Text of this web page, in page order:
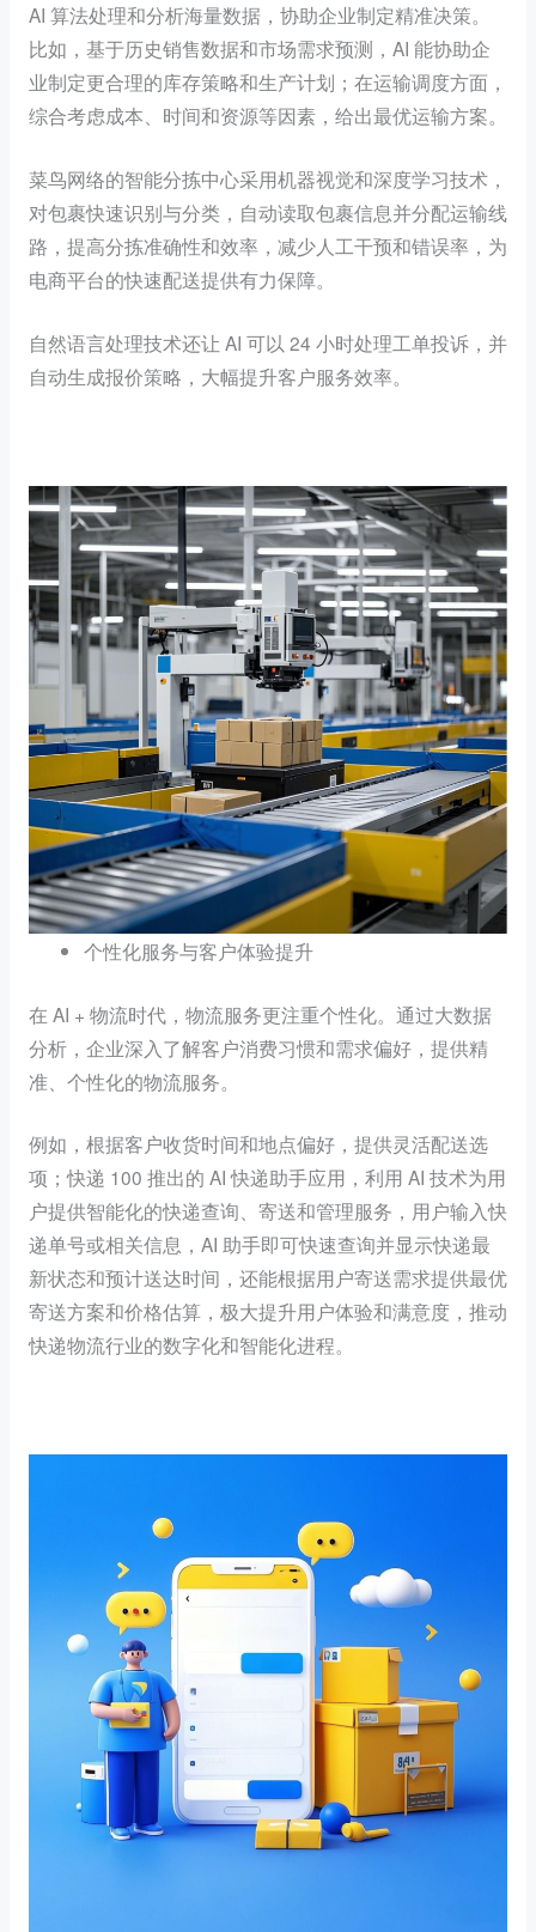
AI 算法处理和分析海量数据，协助企业制定精准决策。
比如，基于历史销售数据和市场需求预测，AI 能协助企
业制定更合理的库存策略和生产计划；在运输调度方面，
综合考虑成本、时间和资源等因素，给出最优运输方案。
菜鸟网络的智能分拣中心采用机器视觉和深度学习技术，
对包裹快速识别与分类，自动读取包裹信息并分配运输线
路，提高分拣准确性和效率，减少人工干预和错误率，为
电商平台的快速配送提供有力保障。
自然语言处理技术还让 AI 可以 24 小时处理工单投诉，并
自动生成报价策略，大幅提升客户服务效率。
个性化服务与客户体验提升
在 AI + 物流时代，物流服务更注重个性化。通过大数据
分析，企业深入了解客户消费习惯和需求偏好，提供精
准、个性化的物流服务。
例如，根据客户收货时间和地点偏好，提供灵活配送选
项；快递 100 推出的 AI 快递助手应用，利用 AI 技术为用
户提供智能化的快递查询、寄送和管理服务，用户输入快
递单号或相关信息，AI 助手即可快速查询并显示快递最
新状态和预计送达时间，还能根据用户寄送需求提供最优
寄送方案和价格估算，极大提升用户体验和满意度，推动
快递物流行业的数字化和智能化进程。